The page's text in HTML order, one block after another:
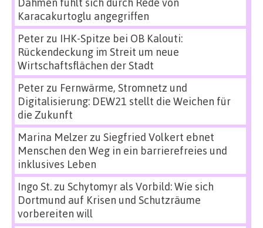
Karacakurtoglu angegriffen
Peterzu IHK-Spitze bei OB Kalouti:
Rückendeckung im Streit um neue
Wirtschaftsflächen der Stadt
Peterzu Fernwärme, Stromnetz und
Digitalisierung: DEW21 stellt die Weichen für
die Zukunft
Marina Melzerzu Siegfried Volkert ebnet
Menschen den Weg in ein barrierefreies und
inklusives Leben
Ingo St.zu Schytomyr als Vorbild: Wie sich
Dortmund auf Krisen und Schutzräume
vorbereiten will